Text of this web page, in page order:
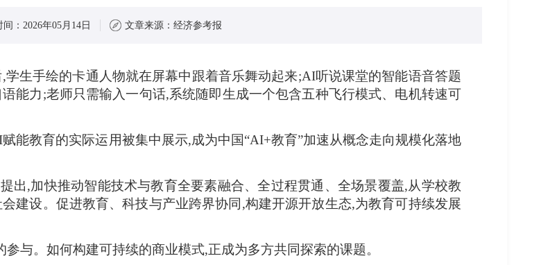
： 2026年05月14日 文章来源： 经济参考报
生手绘的卡通人物就在屏幕中跟着音乐舞动起来;AI听说课堂的智能语音答题
能力;老师只需输入一句话,系统随即生成一个包含五种飞行模式、电机转速可
能教育的实际运用被集中展示,成为中国“AI+教育”加速从概念走向规模化落地
出,加快推动智能技术与教育全要素融合、全过程贯通、全场景覆盖,从学校教
建设。促进教育、科技与产业跨界协同,构建开源开放生态,为教育可持续发展
与。如何构建可持续的商业模式,正成为多方共同探索的课题。